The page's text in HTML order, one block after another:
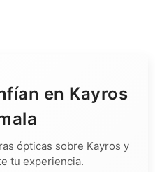
en Kayros
ópticas sobre Kayros y
tu experiencia.